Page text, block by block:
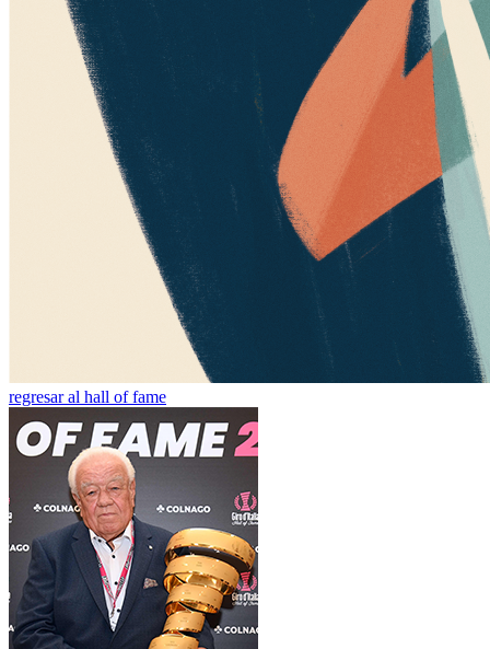
regresar al hall of fame